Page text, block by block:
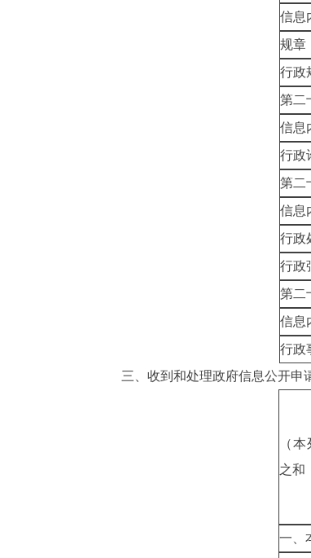
信息
规章
行政
第二
信息
行政
第二
信息
行政
行政
第二
信息
行政
三、 收到和处理政府信息公开申
（
之和
一、